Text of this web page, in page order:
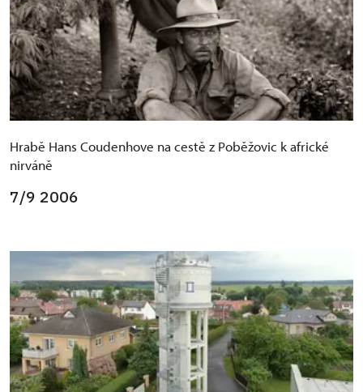
Hrabě Hans Coudenhove na cestě z Poběžovic k africké
nirváně
7/9 2006